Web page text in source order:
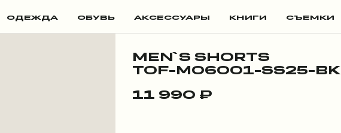
ОДЕЖДА ОБУВЬ АКСЕССУАРЫ КНИГИ СЪЕМКИ
MEN`S SHORTS
TOF-M06001-SS25-BK
11 990 ₽